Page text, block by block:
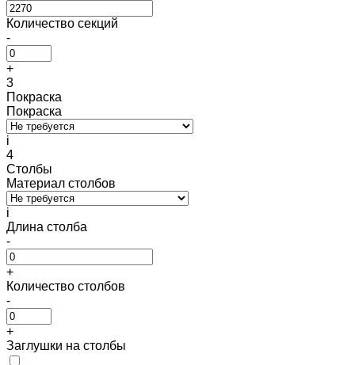
Количество секций
-
+
3
Покраска
Покраска
i
4
Столбы
Материал столбов
i
Длина столба
-
+
Количество столбов
-
+
Заглушки на столбы